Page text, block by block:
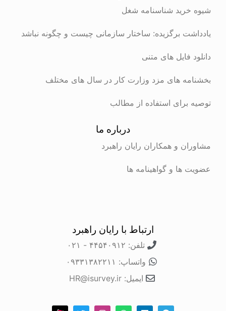
شیوه خرید شناسنامه شغل
یادداشت برگزیده: ساختار سازمانی چیست و چگونه نباشد
دانلود فایل های متنی
بخشنامه های مزد وزارت کار در سال های مختلف
توصیه برای استفاده از مطالب
درباره ما
مشاوران و همکاران رایان راهبرد
عضویت ها و گواهینامه ها
ارتباط با رایان راهبرد
تلفن: ۴۴۵۴۰۹۱۲ - ۰۲۱
واتساپ: ۰۹۳۳۱۳۸۲۲۱۱
ایمیل: HR@isurvey.ir